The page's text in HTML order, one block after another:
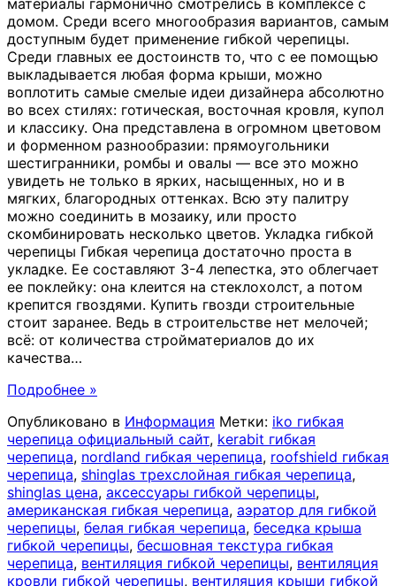
домом. Среди всего многообразия вариантов, самым
доступным будет применение гибкой черепицы.
Среди главных ее достоинств то, что с ее помощью
выкладывается любая форма крыши, можно
воплотить самые смелые идеи дизайнера абсолютно
во всех стилях: готическая, восточная кровля, купол
и классику. Она представлена в огромном цветовом
и форменном разнообразии: прямоугольники
шестигранники, ромбы и овалы — все это можно
увидеть не только в ярких, насыщенных, но и в
мягких, благородных оттенках. Всю эту палитру
можно соединить в мозаику, или просто
скомбинировать несколько цветов. Укладка гибкой
черепицы Гибкая черепица достаточно проста в
укладке. Ее составляют 3-4 лепестка, это облегчает
ее поклейку: она клеится на стеклохолст, а потом
крепится гвоздями. Купить гвозди строительные
стоит заранее. Ведь в строительстве нет мелочей;
всё: от количества стройматериалов до их
качества…
Подробнее »
Опубликовано в Информация Метки: iko гибкая
черепица официальный сайт, kerabit гибкая
черепица, nordland гибкая черепица, roofshield гибкая
черепица, shinglas трехслойная гибкая черепица,
shinglas цена, аксессуары гибкой черепицы,
американская гибкая черепица, аэратор для гибкой
черепицы, белая гибкая черепица, беседка крыша
гибкой черепицы, бесшовная текстура гибкая
черепица, вентиляция гибкой черепицы, вентиляция
кровли гибкой черепицы, вентиляция крыши гибкой